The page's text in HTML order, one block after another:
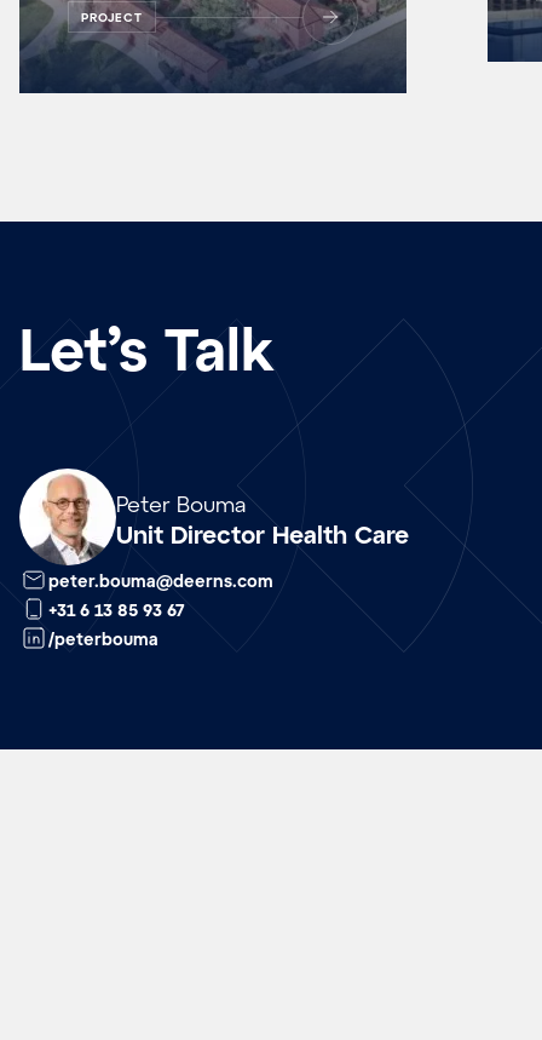
PROJECT
Let’s Talk
Peter Bouma
Unit Director Health Care
Array
peter.bouma@deerns.com
+31 6 13 85 93 67
/peterbouma